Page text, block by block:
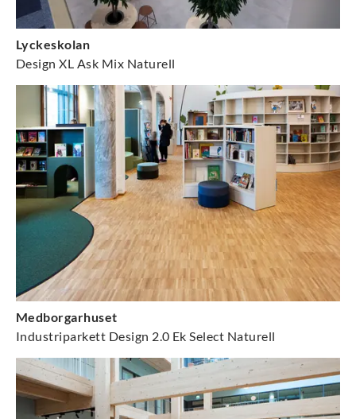
Lyckeskolan
Design XL Ask Mix Naturell
Medborgarhuset
Industriparkett Design 2.0 Ek Select Naturell